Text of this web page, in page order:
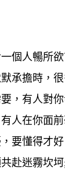
個人暢所
承擔時，
，有人對
人在你面
要懂得才好
赴迷霧坎